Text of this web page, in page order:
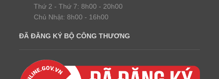
Thứ 2 - Thứ 7: 8h00 - 20h00
Chủ Nhật: 8h00 - 16h00
ĐÃ ĐĂNG KÝ BỘ CÔNG THƯƠNG